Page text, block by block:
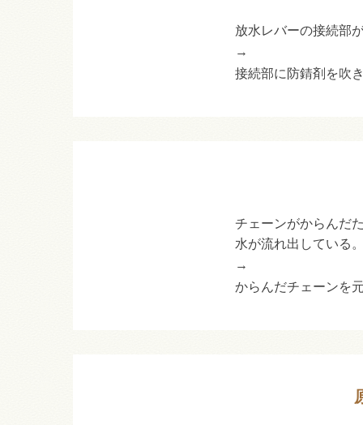
放水レバーの接続部
→
接続部に防錆剤を吹
チェーンがからんだ
水が流れ出している
→
からんだチェーンを